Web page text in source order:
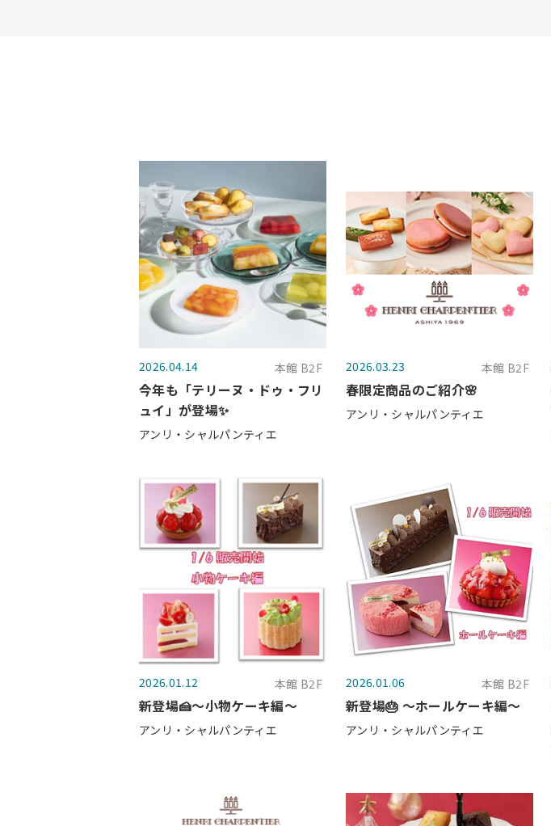
2026.04.14 本館 B2F
今年も「テリーヌ・ドゥ・フリ
ュイ」が登場✨
アンリ・シャルパンティエ
2026.03.23 本館 B2F
春限定商品のご紹介🌸
アンリ・シャルパンティエ
2026.01.12 本館 B2F
新登場🍰～小物ケーキ編～
アンリ・シャルパンティエ
2026.01.06 本館 B2F
新登場🎂 ～ホールケーキ編～
アンリ・シャルパンティエ